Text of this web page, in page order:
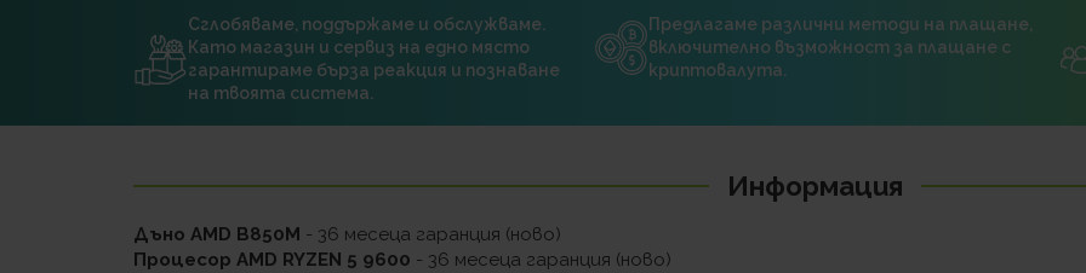
Сглобяваме, поддържаме и обслужваме.
Като магазин и сервиз на едно място
гарантираме бърза реакция и познаване
на твоята система.
Предлагаме различни методи на плащане,
включително възможност за плащане с
криптовалута.
Информация
Дъно AMD B850M - 36 месеца гаранция (ново)
Процесор AMD RYZEN 5 9600 - 36 месеца гаранция (ново)